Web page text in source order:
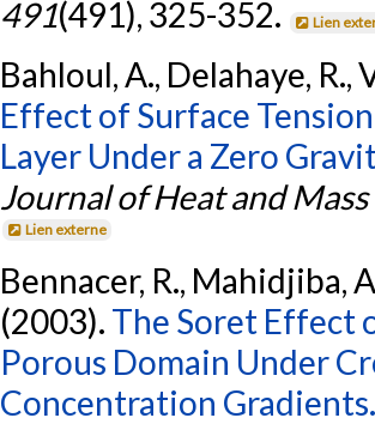
491(491), 325-352. Lien
Bahloul, A., Delahaye, R.,
Effect of Surface
Layer Under a Zero
Journal of Heat and
Lien externe
Bennacer, R., Mahidjiba,
(2003). The Soret Effect
Porous Domain Under
Concentration Gradients.